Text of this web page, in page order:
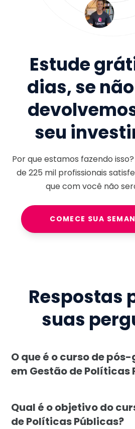
Estude
dias, se
seu
Por que estamos fazendo
de225 milprofissionais
que com você não
COMECE SUA
Respostas
suas
O que é o curso de
em Gestão de Políticas
Qual é o objetivo do
de Políticas Públicas?